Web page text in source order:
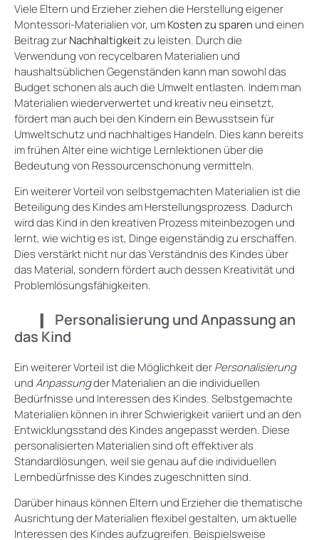
Viele Eltern und Erzieher ziehen die Herstellung eigener
Montessori-Materialien vor, umKosten zu sparen und einen
Beitrag zurNachhaltigkeitzu leisten. Durch die
Verwendung von recycelbaren Materialien und
haushaltsüblichen Gegenständen kann man sowohl das
Budget schonen als auch die Umwelt entlasten. Indem man
Materialien wiederverwertet und kreativ neu einsetzt,
fördert man auch bei den Kindern ein Bewusstsein für
Umweltschutz und nachhaltiges Handeln. Dies kann bereits
im frühen Alter eine wichtige Lernlektionen über die
Bedeutung von Ressourcenschonung vermitteln.
Ein weiterer Vorteil von selbstgemachten Materialien ist die
Beteiligung des Kindes am Herstellungsprozess. Dadurch
wird das Kind in den kreativen Prozess miteinbezogen und
lernt, wie wichtig es ist, Dinge eigenständig zu erschaffen.
Dies verstärkt nicht nur das Verständnis des Kindes über
das Material, sondern fördert auch dessen Kreativität und
Problemlösungsfähigkeiten.
Personalisierung und Anpassung an
das Kind
Ein weiterer Vorteil ist die Möglichkeit derPersonalisierung
undAnpassungder Materialien an die individuellen
Bedürfnisse und Interessen des Kindes. Selbstgemachte
Materialien können in ihrer Schwierigkeit variiert und an den
Entwicklungsstand des Kindes angepasst werden. Diese
personalisierten Materialien sind oft effektiver als
Standardlösungen, weil sie genau auf die individuellen
Lernbedürfnisse des Kindes zugeschnitten sind.
Darüber hinaus können Eltern und Erzieher die thematische
Ausrichtung der Materialien flexibel gestalten, um aktuelle
Interessen des Kindes aufzugreifen. Beispielsweise